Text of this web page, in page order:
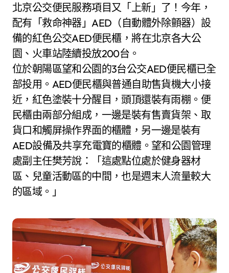
北京公交便民服務項目又「上新」了！今年，
配有「救命神器」AED（自動體外除顫器）設
備的紅色公交AED便民櫃，將在北京各大公
園、火車站陸續投放200台。
位於朝陽區望和公園的3台公交AED便民櫃已全
部投用。AED便民櫃與普通自助售貨機大小接
近，紅色塗裝十分醒目，頭頂還裝有雨棚。便
民櫃由兩部分組成，一邊是裝有售賣貨架、取
貨口和觸屏操作界面的櫃體，另一邊是裝有
AED設備及共享充電寶的櫃體。望和公園管理
處副主任樊芳說：「這處點位處於健身器材
區、兒童活動區的中間，也是週末人流量較大
的區域。」